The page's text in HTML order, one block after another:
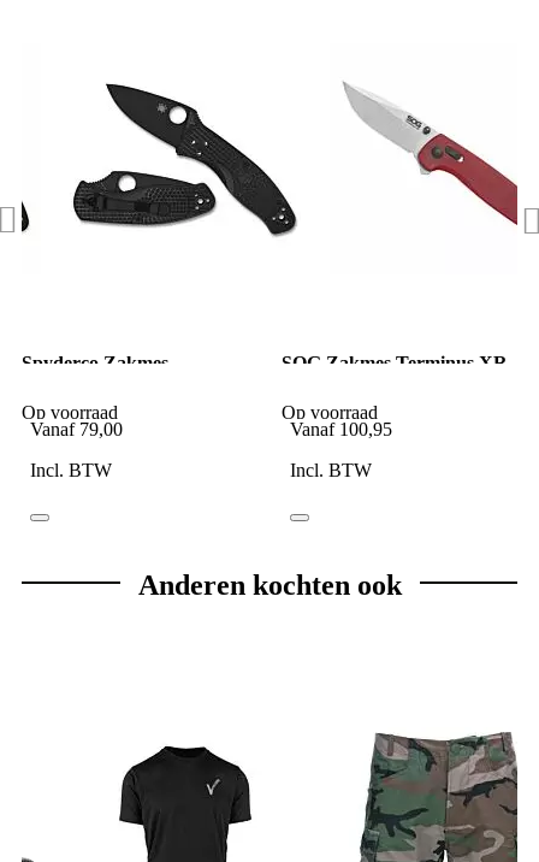
Spyderco Zakmes
Black / Black 8Cr13MoV
PE
Op voorraad
Vanaf 79,00
Incl. BTW
SOG Zakmes Terminus XR
Op voorraad
Vanaf 100,95
Incl. BTW
Anderen kochten ook